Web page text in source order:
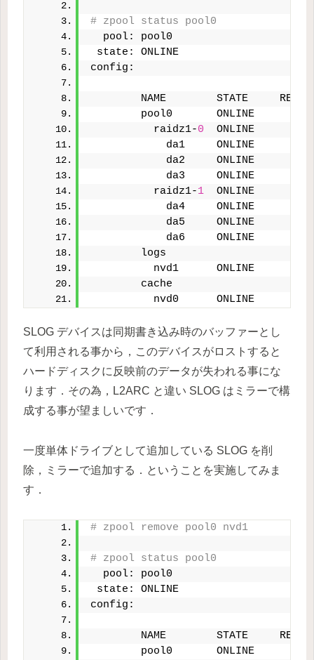
# zpool status pool0
  pool: pool0
state: ONLINE
config:
NAME        STATE     READ
        pool0       ONLINE
          raidz1-
0
  ONLINE
            da1     ONLINE
            da2     ONLINE
            da3     ONLINE
          raidz1-
1
  ONLINE
            da4     ONLINE
            da5     ONLINE
            da6     ONLINE
        logs
          nvd1      ONLINE
        cache
          nvd0      ONLINE
SLOG デバイスは同期書き込み時のバッファーとし
て利用される事から，このデバイスがロストすると
ハードディスクに反映前のデータが失われる事にな
ります．その為，L2ARC と違い SLOG はミラーで構
成する事が望ましいです．
一度単体ドライブとして追加している SLOG を削
除，ミラーで追加する．ということを実施してみま
す．
# zpool remove pool0 nvd1
# zpool status pool0
  pool: pool0
state: ONLINE
config:
NAME        STATE     READ
        pool0       ONLINE